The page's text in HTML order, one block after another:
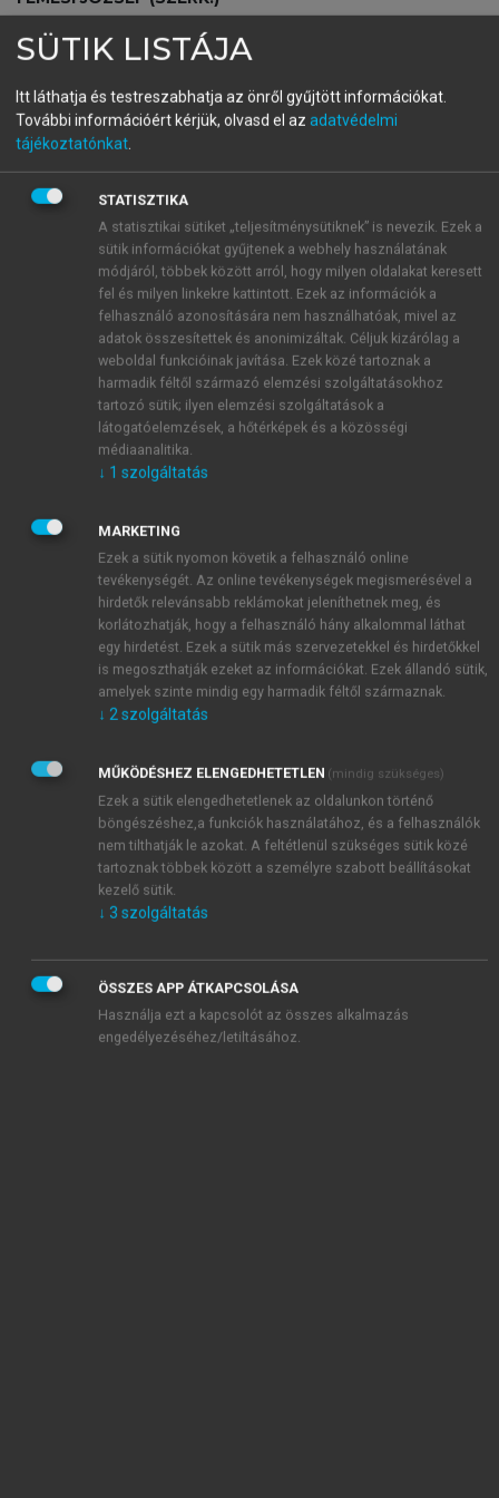
Közgazdasági Nobel-díjasok
menu_book OLVASÁS
Zárszó
Angrist és Imbens munkássága teljesen
megváltoztatta az empirikus közgazdaságtan és
ökonometria gyakorlatát és oktatását. A szakcikkek és
a tankönyvek harminc-negyven évvel ezelőtt az
instrumentális változókat és a TSLS-becslést
jellemzően mint technikai eljárást használták, illetve
mutatták be, az identifikációs feltételek értékelésével
hangok is az empirikus közgazdaságtan hitelességi
forradalmával kapcsolatban – lásd példáulHeckman–
Urzúa 2010, illetveKeane 2010cikkeit a strukturális
ökonometria nézőpontjából –, az új megközelítést és
az annak keretében kialakított statisztikai
módszereket szakcikkek ezrei használják, és sorra
jelennek meg az empirikus közgazdaságtan
hitelességi forradalmának szellemében írt
lefordított Békés és Kézdi-féle tankönyv (
Békés–
Kézdi 2021).
SÜTIK LISTÁJA
Itt láthatja és testreszabhatja az önről gyűjtött információkat.
További információért kérjük, olvasd el az adatvédelmi
tájékoztatónkat.
STATISZTIKA
A statisztikai sütiket „teljesítménysütiknek” is nevezik. Ezek a
sütik információkat gyűjtenek a webhely használatának
módjáról, többek között arról, hogy milyen oldalakat keresett
fel és milyen linkekre kattintott. Ezek az információk a
felhasználó azonosítására nem használhatóak, mivel az
adatok összesítettek és anonimizáltak. Céljuk kizárólag a
weboldal funkcióinak javítása. Ezek közé tartoznak a
harmadik féltől származó elemzési szolgáltatásokhoz
tartozó sütik; ilyen elemzési szolgáltatások a
látogatóelemzések, a hőtérképek és a közösségi
médiaanalitika.
↓ 1 szolgáltatás
MARKETING
Ezek a sütik nyomon követik a felhasználó online
tevékenységét. Az online tevékenységek megismerésével a
hirdetők relevánsabb reklámokat jeleníthetnek meg, és
korlátozhatják, hogy a felhasználó hány alkalommal láthat
egy hirdetést. Ezek a sütik más szervezetekkel és hirdetőkkel
is megoszthatják ezeket az információkat. Ezek állandó sütik,
amelyek szinte mindig egy harmadik féltől származnak.
↓ 2szolgáltatás
MŰKÖDÉSHEZ ELENGEDHETETLEN (mindig szükséges)
Ezek a sütik elengedhetetlenek az oldalunkon történő
böngészéshez,a funkciók használatához, és a felhasználók
nem tilthatják le azokat. A feltétlenül szükséges sütik közé
tartoznak többek között a személyre szabott beállításokat
kezelő sütik.
↓ 3 szolgáltatás
ÖSSZES APP ÁTKAPCSOLÁSA
Használja ezt a kapcsolót az összes alkalmazás
engedélyezéséhez/letiltásához.